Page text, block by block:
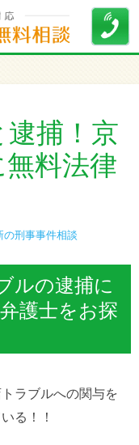
逮捕！京
料法律
の刑事事件相談
ルの逮捕に
護士をお探
ラブルへの関与を
る！！